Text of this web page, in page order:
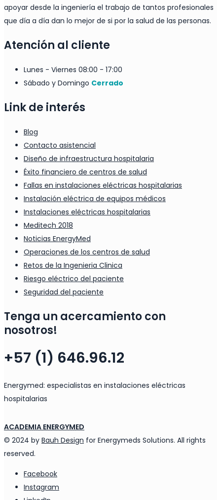
apoyar desde la ingeniería el trabajo de tantos profesionales
que día a día dan lo mejor de si por la salud de las personas.
Atención al cliente
Lunes - Viernes 08:00 - 17:00
Sábado y Domingo Cerrado
Link de interés
Blog
Contacto asistencial
Diseño de infraestructura hospitalaria
Éxito financiero de centros de salud
Fallas en instalaciones eléctricas hospitalarias
Instalación eléctrica de equipos médicos
Instalaciones eléctricas hospitalarias
Meditech 2018
Noticias EnergyMed
Operaciones de los centros de salud
Retos de la Ingenieria Clinica
Riesgo eléctrico del paciente
Seguridad del paciente
Tenga un acercamiento con
nosotros!
+57 (1) 646.96.12
Energymed: especialistas en instalaciones eléctricas
hospitalarias
ACADEMIA ENERGYMED
© 2024 by Bauh Design for Energymeds Solutions. All rights
reserved.
Facebook
Instagram